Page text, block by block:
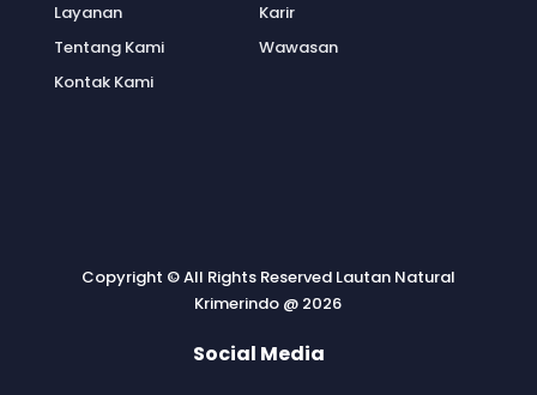
Layanan
Tentang Kami
Kontak Kami
Karir
Wawasan
Copyright © All Rights Reserved Lautan Natural
Krimerindo @ 2026
Social Media